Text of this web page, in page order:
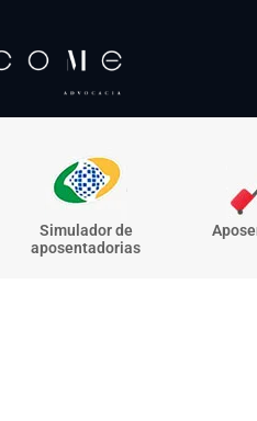
Simulador de
aposentadorias